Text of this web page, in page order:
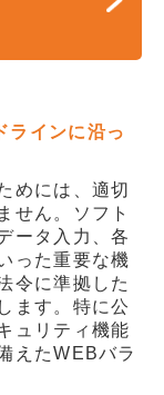
ラインに沿っ
めには、適切
せん。ソフト
ータ入力、各
った重要な機
令に準拠した
ます。特に公
ュリティ機能
えたWEBバラ